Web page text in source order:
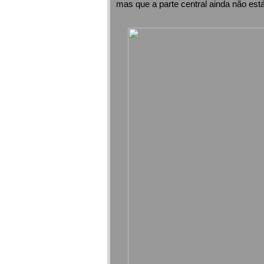
mas que a parte central ainda não